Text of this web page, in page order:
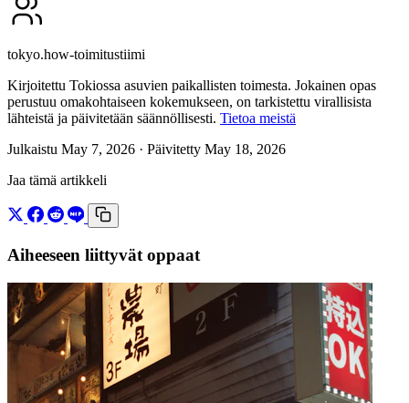
tokyo.how-toimitustiimi
Kirjoitettu Tokiossa asuvien paikallisten toimesta. Jokainen opas
perustuu omakohtaiseen kokemukseen, on tarkistettu virallisista
lähteistä ja päivitetään säännöllisesti. Tietoa meistä
Julkaistu May 7, 2026 · Päivitetty May 18, 2026
Jaa tämä artikkeli
Aiheeseen liittyvät oppaat